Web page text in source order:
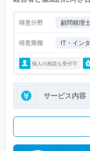
得意分野 顧問税理
得意業種 IT・イン
個人の相談も受付可
サービス内容